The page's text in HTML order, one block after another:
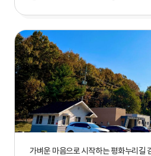
가벼운 마음으로 시작하는 평화누리길